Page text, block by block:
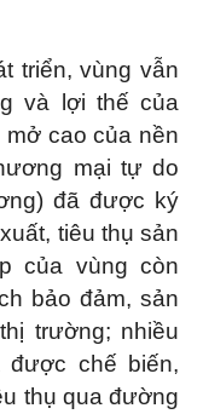
triển, vùng vẫn
và lợi thế của
cao của nền
mại tự do
đã được ký
tiêu thụ sản
của vùng còn
bảo đảm, sản
trường; nhiều
được chế biến,
thụ qua đường